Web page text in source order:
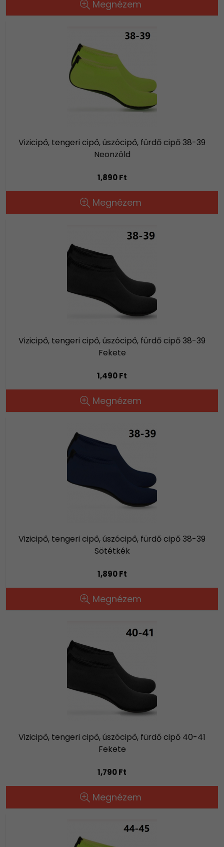
Megnézem
Vizicipő, tengeri cipő, úszócipő, fürdő cipő 38-39
Neonzöld
1,890 Ft
Megnézem
Vizicipő, tengeri cipő, úszócipő, fürdő cipő 38-39
Fekete
1,490 Ft
Megnézem
Vizicipő, tengeri cipő, úszócipő, fürdő cipő 38-39
Sötétkék
1,890 Ft
Megnézem
Vizicipő, tengeri cipő, úszócipő, fürdő cipő 40-41
Fekete
1,790 Ft
Megnézem